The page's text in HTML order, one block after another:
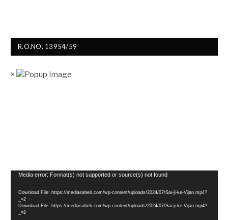
R.O.NO. 13954/59
×
Video
Media error: Format(s) not supported or source(s) not found
Download File: https://mediasaheb.com/wp-content/uploads/2024/07/Sai-ji-ke-Vijan.mp4?
_=2
Download File: https://mediasaheb.com/wp-content/uploads/2024/07/Sai-ji-ke-Vijan.mp4?
_=2